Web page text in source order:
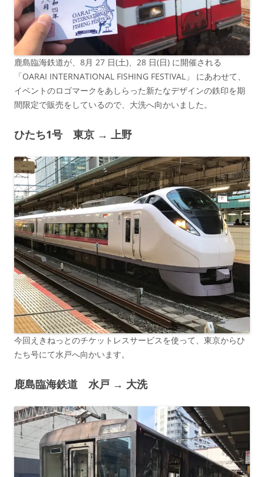
鹿島臨海鉄道が、8月 27 日(土)、28 日(日) に開催される
「OARAI INTERNATIONAL FISHING FESTIVAL」 にあわせて、
イベントのロゴマークをあしらった新たなデザインの鉄印を期
間限定で販売をしているので、大洗へ向かいました。
ひたち1号 東京 → 上野
今回えきねっとのチケットレスサービスを使って、東京からひ
たち号にて水戸へ向かいます。
鹿島臨海鉄道 水戸 → 大洗